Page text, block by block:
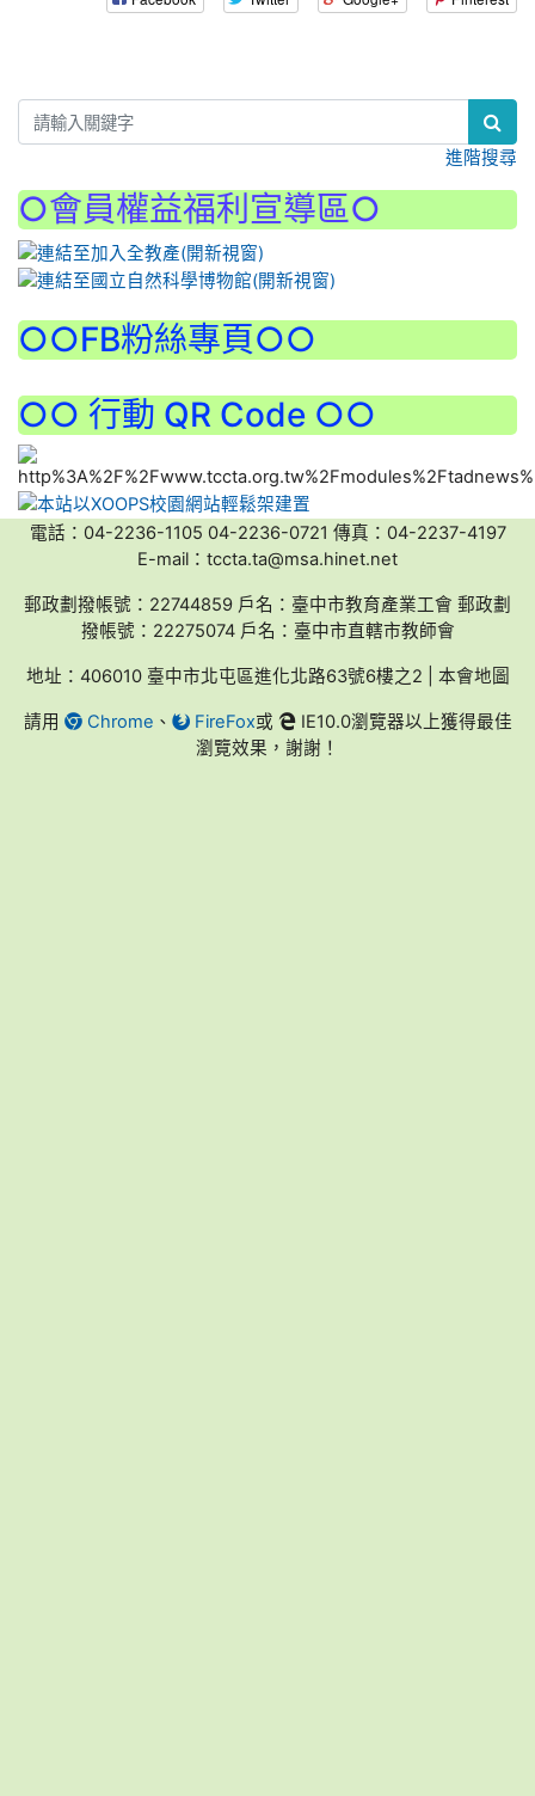
進階搜尋
○會員權益福利宣導區○
○○FB粉絲專頁○○
○○ 行動 QR Code ○○
電話：04-2236-1105 04-2236-0721 傳真：04-2237-4197
E-mail：tccta.ta@msa.hinet.net
郵政劃撥帳號：22744859 戶名：臺中市教育產業工會 郵政劃
撥帳號：22275074 戶名：臺中市直轄市教師會
地址：406010 臺中市北屯區進化北路63號6樓之2 | 本會地圖
請用 Chrome 、 FireFox或
IE10.0瀏覽器以上獲得最佳
瀏覽效果，謝謝！